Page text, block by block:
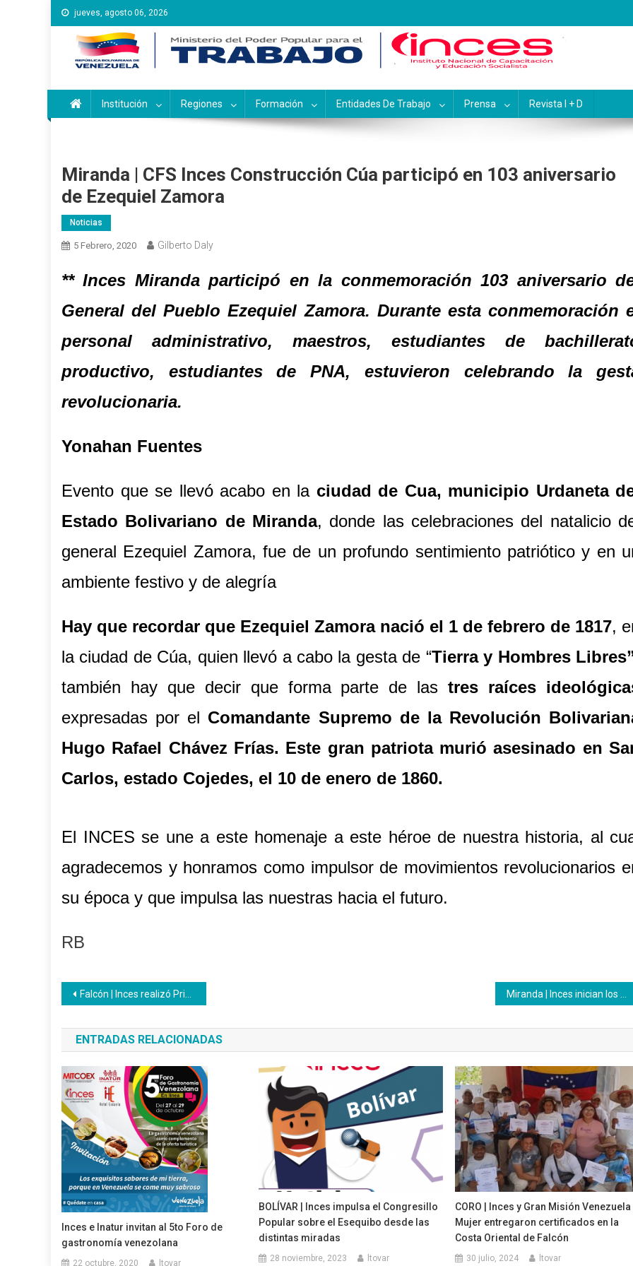
Saltar
al
contenido
jueves, agosto 06, 2026
Instituto Nacional de Capacitación y Educación
Inces
Institución Regiones Formación Entidades De Trabajo Prensa Revista I + D
Miranda | CFS Inces Construcción Cúa participó en 103 aniversario
de Ezequiel Zamora
Noticias
5 Febrero, 2020 Gilberto Daly
** Inces Miranda participó en la conmemoración 103 aniversario
General del Pueblo Ezequiel Zamora. Durante esta conmemoración
personal administrativo, maestros, estudiantes de
productivo, estudiantes de PNA, estuvieron celebrando la
revolucionaria.
Yonahan Fuentes
Evento que se llevó acabo en la ciudad de Cua, municipio Urdaneta
Estado Bolivariano de Miranda, donde las celebraciones del natalicio
general Ezequiel Zamora, fue de un profundo sentimiento patriótico y en
ambiente festivo y de alegría
Hay que recordar que Ezequiel Zamora nació el 1 de febrero de 1817,
la ciudad de Cúa, quien llevó a cabo la gesta de “Tierra y Hombres
también hay que decir que forma parte de lastres raíces
expresadas por el Comandante Supremo de la Revolución
Hugo Rafael Chávez Frías. Este gran patriota murió asesinado en
Carlos, estado Cojedes, el 10 de enero de 1860.
El INCES se une a este homenaje a este héroe de nuestra historia, al
agradecemos y honramos como impulsor de movimientos revolucionarios
su época y que impulsa las nuestras hacia el futuro.
RB
Navegación
de
entradas
Falcón | Inces realizó Primer Consejo Estratégico de Gestión
ENTRADAS RELACIONADAS
Inces e Inatur invitan al 5to Foro de
gastronomía venezolana
22 octubre, 2020 ltovar
BOLÍVAR | Inces impulsa el Congresillo
Popular sobre el Esequibo desde las
distintas miradas
28 noviembre, 2023 ltovar
CORO | Inces y Gran Misión Venezuela
Mujer entregaron certificados en la
Costa Oriental de Falcón
30 julio, 2024 ltovar